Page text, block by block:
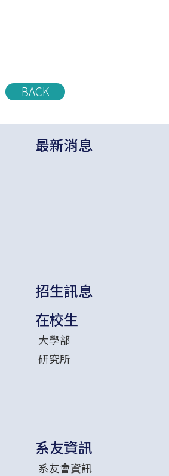
BACK
最新消息
招生訊息
在校生
大學部
研究所
系友資訊
系友會資訊